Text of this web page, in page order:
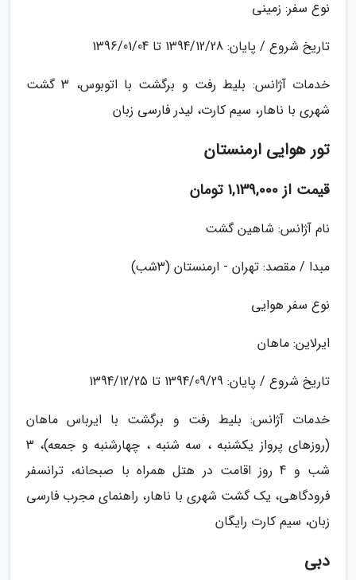
نوع سفر: زمینی
تاریخ شروع / پایان: 1394/12/28 تا 1396/01/04
خدمات آژانس: بلیط رفت و برگشت با اتوبوس، 3 گشت
شهری با ناهار، سیم کارت، لیدر فارسی زبان
تور هوایی ارمنستان
قیمت از 1,139,000 تومان
نام آژانس: شاهین گشت
مبدا / مقصد: تهران - ارمنستان (3شب)
نوع سفر هوایی
ایرلاین: ماهان
تاریخ شروع / پایان: 1394/09/29 تا 1394/12/25
خدمات آژانس: بلیط رفت و برگشت با ایرباس ماهان
(روزهای پرواز یکشنبه ، سه شنبه ، چهارشنبه و جمعه)، 3
شب و 4 روز اقامت در هتل همراه با صبحانه، ترانسفر
فرودگاهی، یک گشت شهری با ناهار، راهنمای مجرب فارسی
زبان، سیم کارت رایگان
دبی